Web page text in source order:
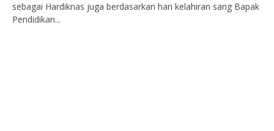
sebagai Hardiknas juga berdasarkan hari kelahiran sang Bapak
Pendidikan...